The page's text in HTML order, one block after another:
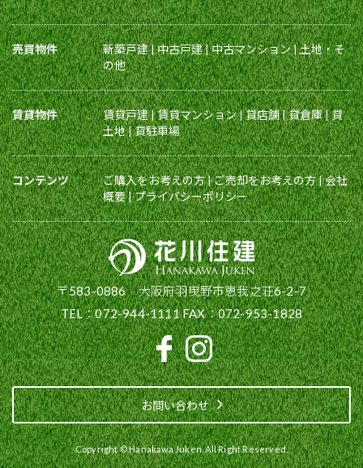
売買物件 新築戸建|中古戸建|中古マンション|土地・そ
の他
賃貸物件 賃貸戸建|賃貸マンション|貸店舗|貸倉庫|貸
土地|貸駐車場
コンテンツ ご購入をお考えの方|ご売却をお考えの方|会社
概要|プライバシーポリシー
〒583-0886 大阪府羽曳野市恵我之荘6-2-7
TEL：072-944-1111 FAX：072-953-1828
お問い合わせ
Copyright © Hanakawa Juken. All Right Reserved.